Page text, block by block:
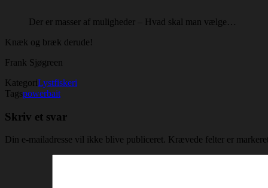
Der er masser af muligheder – Hvad skal man vælge…
Knæk og bræk derude!
Frank Sjøgreen
KategoriLystfiskeri
Tagspowerbait
Skriv et svar
Din e-mailadresse vil ikke blive publiceret. Krævede felter er